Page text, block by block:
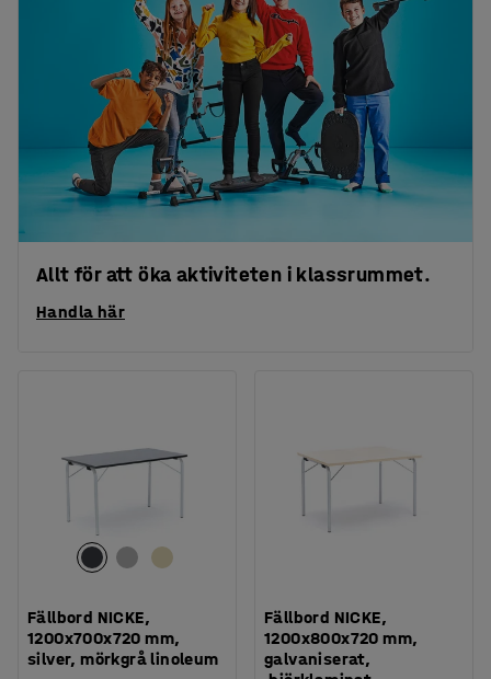
Allt för att öka aktiviteten i klassrummet.
Handla här
Fällbord NICKE,
1200x700x720 mm,
silver, mörkgrå linoleum
Fällbord NICKE,
1200x800x720 mm,
galvaniserat,